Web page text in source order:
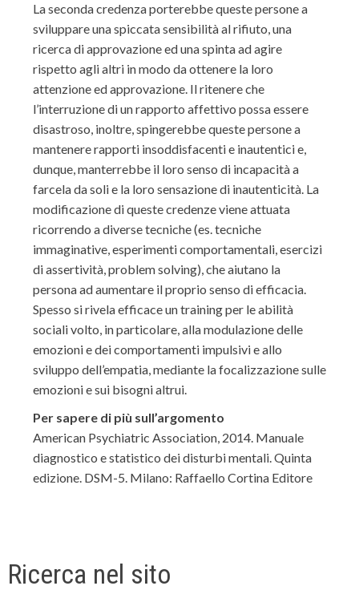
La seconda credenza porterebbe queste persone a
sviluppare una spiccata sensibilità al rifiuto, una
ricerca di approvazione ed una spinta ad agire
rispetto agli altri in modo da ottenere la loro
attenzione ed approvazione. Il ritenere che
l’interruzione di un rapporto affettivo possa essere
disastroso, inoltre, spingerebbe queste persone a
mantenere rapporti insoddisfacenti e inautentici e,
dunque, manterrebbe il loro senso di incapacità a
farcela da soli e la loro sensazione di inautenticità. La
modificazione di queste credenze viene attuata
ricorrendo a diverse tecniche (es. tecniche
immaginative, esperimenti comportamentali, esercizi
di assertività, problem solving), che aiutano la
persona ad aumentare il proprio senso di efficacia.
Spesso si rivela efficace un training per le abilità
sociali volto, in particolare, alla modulazione delle
emozioni e dei comportamenti impulsivi e allo
sviluppo dell’empatia, mediante la focalizzazione sulle
emozioni e sui bisogni altrui.
Per sapere di più sull’argomento
American Psychiatric Association, 2014. Manuale
diagnostico e statistico dei disturbi mentali. Quinta
edizione. DSM-5. Milano: Raffaello Cortina Editore
Ricerca nel sito